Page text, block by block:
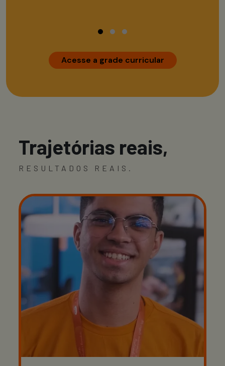
Acesse a grade curricular
Trajetórias reais,
RESULTADOS REAIS.